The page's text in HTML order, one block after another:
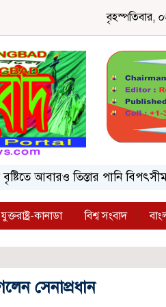
বৃহস্পতিবার,
আবারও তিস্তার পানি বিপৎসীমার
যুক্তরাষ্ট্র-কানাডা বিশ্ব সংবাদ
সেনাপ্রধান